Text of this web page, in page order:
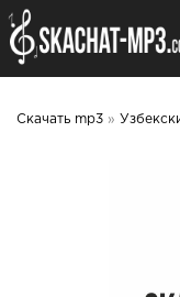
Скачать mp3 »